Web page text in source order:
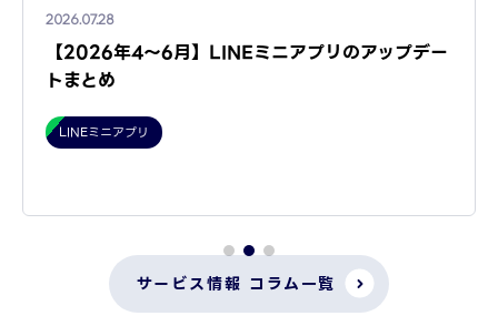
2026.07.28
【2026年4～6月】LINEミニアプリのアップデー
トまとめ
LINEミニアプリ
サービス情報 コラム一覧